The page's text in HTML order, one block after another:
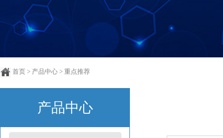
首页 > 产品中心 > 重点推荐
产品中心